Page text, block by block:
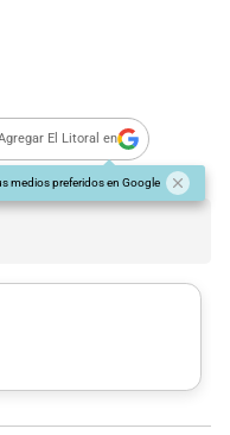
El Litoral en
medios preferidos en Google